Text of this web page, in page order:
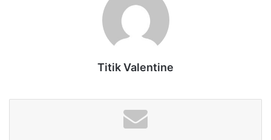
Titik Valentine